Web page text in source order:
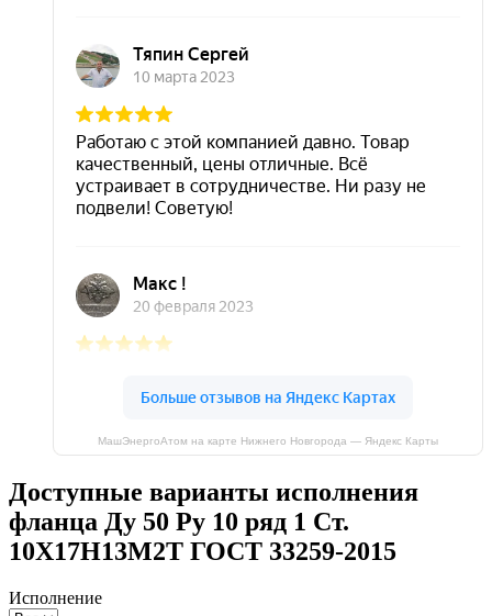
МашЭнергоАтом на карте Нижнего Новгорода — Яндекс Карты
Доступные варианты исполнения
фланца Ду 50 Ру 10 ряд 1 Ст.
10Х17Н13М2Т ГОСТ 33259-2015
Исполнение